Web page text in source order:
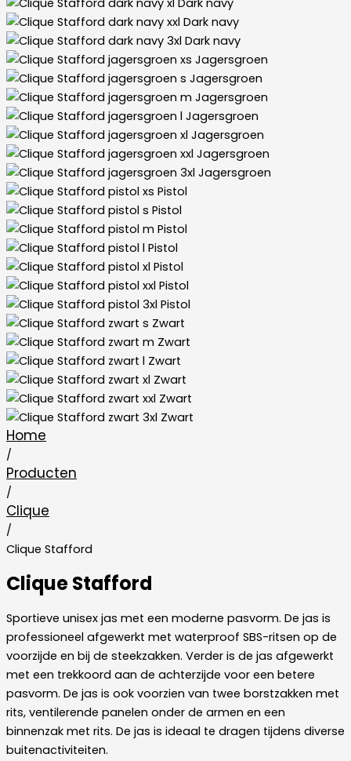
Home
/
Producten
/
Clique
/
Clique Stafford
Clique Stafford
Sportieve unisex jas met een moderne pasvorm. De jas is
professioneel afgewerkt met waterproof SBS-ritsen op de
voorzijde en bij de steekzakken. Verder is de jas afgewerkt
met een trekkoord aan de achterzijde voor een betere
pasvorm. De jas is ook voorzien van twee borstzakken met
rits, ventilerende panelen onder de armen en een
binnenzak met rits. De jas is ideaal te dragen tijdens diverse
buitenactiviteiten.